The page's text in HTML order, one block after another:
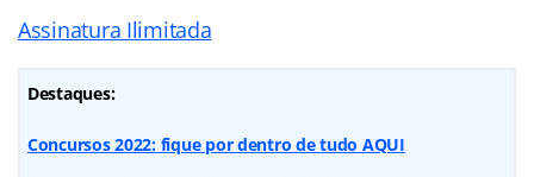
Assinatura Ilimitada
Destaques:
Concursos 2022: fique por dentro de tudo AQUI